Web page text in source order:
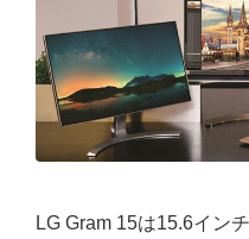
LG Gram 15は15.6イン